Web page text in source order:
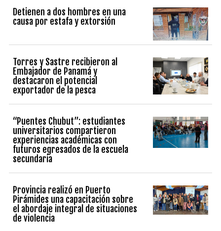
Detienen a dos hombres en una
causa por estafa y extorsión
Torres y Sastre recibieron al
Embajador de Panamá y
destacaron el potencial
exportador de la pesca
“Puentes Chubut”: estudiantes
universitarios compartieron
experiencias académicas con
futuros egresados de la escuela
secundaria
Provincia realizó en Puerto
Pirámides una capacitación sobre
el abordaje integral de situaciones
de violencia